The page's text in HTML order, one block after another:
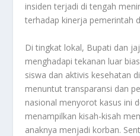
insiden terjadi di tengah
terhadap kinerja pemerintah
Di tingkat lokal, Bupati dan
menghadapi tekanan luar
siswa dan aktivis kesehatan
menuntut transparansi dan
nasional menyorot kasus ini
menampilkan kisah-kisah
anaknya menjadi korban.